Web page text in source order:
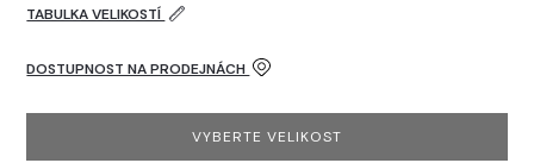
TABULKA VELIKOSTÍ
DOSTUPNOST NA PRODEJNÁCH
VYBERTE VELIKOST